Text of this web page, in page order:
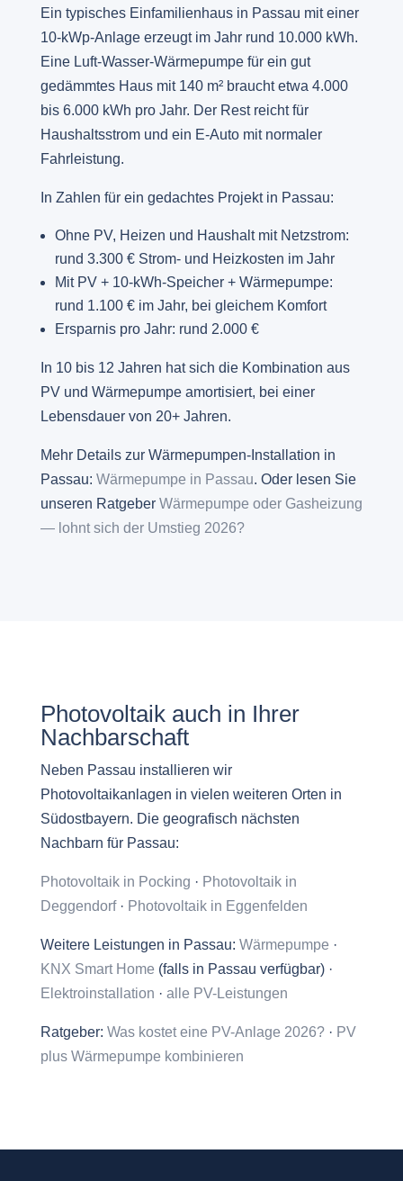
Ein typisches Einfamilienhaus in Passau mit einer
10-kWp-Anlage erzeugt im Jahr rund 10.000 kWh.
Eine Luft-Wasser-Wärmepumpe für ein gut
gedämmtes Haus mit 140 m² braucht etwa 4.000
bis 6.000 kWh pro Jahr. Der Rest reicht für
Haushaltsstrom und ein E-Auto mit normaler
Fahrleistung.
In Zahlen für ein gedachtes Projekt in Passau:
Ohne PV, Heizen und Haushalt mit Netzstrom:
rund 3.300 € Strom- und Heizkosten im Jahr
Mit PV + 10-kWh-Speicher + Wärmepumpe:
rund 1.100 € im Jahr, bei gleichem Komfort
Ersparnis pro Jahr: rund 2.000 €
In 10 bis 12 Jahren hat sich die Kombination aus
PV und Wärmepumpe amortisiert, bei einer
Lebensdauer von 20+ Jahren.
Mehr Details zur Wärmepumpen-Installation in
Passau: Wärmepumpe in Passau. Oder lesen Sie
unseren Ratgeber Wärmepumpe oder Gasheizung
— lohnt sich der Umstieg 2026?
Photovoltaik auch in Ihrer
Nachbarschaft
Neben Passau installieren wir
Photovoltaikanlagen in vielen weiteren Orten in
Südostbayern. Die geografisch nächsten
Nachbarn für Passau:
Photovoltaik in Pocking · Photovoltaik in
Deggendorf· Photovoltaik in Eggenfelden
Weitere Leistungen in Passau: Wärmepumpe ·
KNX Smart Home (falls in Passau verfügbar) ·
Elektroinstallation · alle PV-Leistungen
Ratgeber: Was kostet eine PV-Anlage 2026?· PV
plus Wärmepumpe kombinieren